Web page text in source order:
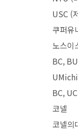
USC (
쿠퍼유
노스이
BC,
BC,
코넬
코넬의